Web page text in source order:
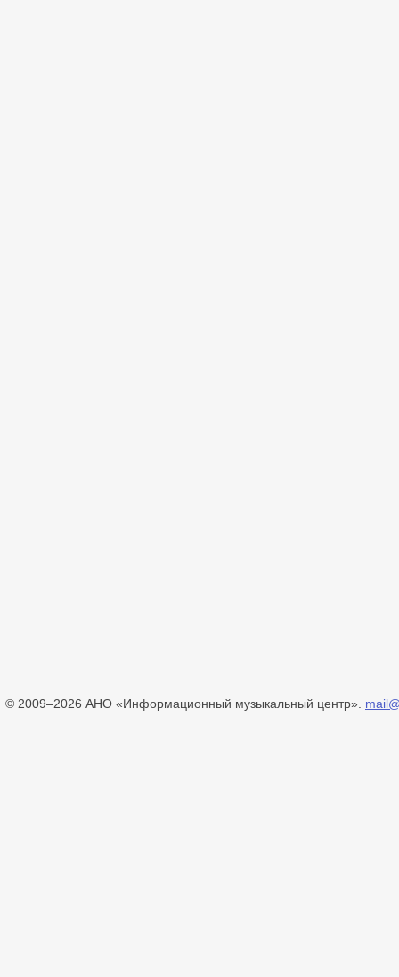
© 2009–2026 АНО «Информационный музыкальный центр».